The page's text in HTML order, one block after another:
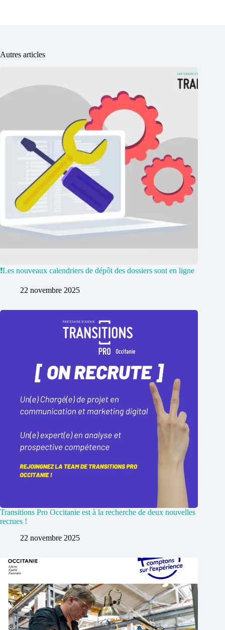
Autres articles
❗️Les nouveaux calendriers de dépôt des dossiers sont en ligne
22 novembre 2025
Transitions Pro Occitanie est à la recherche de deux nouvelles
recrues !
22 novembre 2025